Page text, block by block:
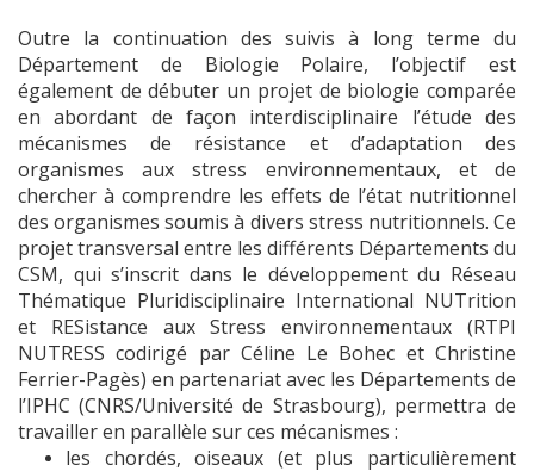
Outre la continuation des suivis à long terme du
Département de Biologie Polaire, l’objectif est
également de débuter un projet de biologie comparée
en abordant de façon interdisciplinaire l’étude des
mécanismes de résistance et d’adaptation des
organismes aux stress environnementaux, et de
chercher à comprendre les effets de l’état nutritionnel
des organismes soumis à divers stress nutritionnels. Ce
projet transversal entre les différents Départements du
CSM, qui s’inscrit dans le développement du Réseau
Thématique Pluridisciplinaire International NUTrition
et RESistance aux Stress environnementaux (RTPI
NUTRESS codirigé par Céline Le Bohec et Christine
Ferrier-Pagès) en partenariat avec les Départements de
l’IPHC (CNRS/Université de Strasbourg), permettra de
travailler en parallèle sur ces mécanismes :
les chordés, oiseaux (et plus particulièrement